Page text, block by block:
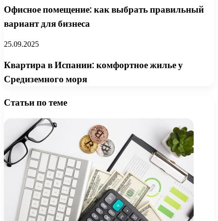
Офисное помещение: как выбрать правильный
вариант для бизнеса
25.09.2025
Квартира в Испании: комфортное жилье у
Средиземного моря
Статьи по теме